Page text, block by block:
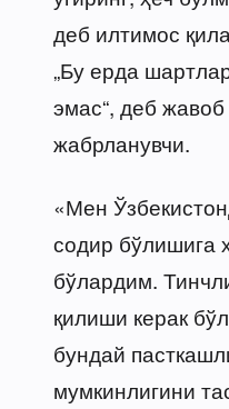
деб илтимос
„Бу ерда
эмас“, деб
жабрланувчи.
«Мен
содир бўлишига
бўлардим.
қилиши керак
бундай
мумкинлигини